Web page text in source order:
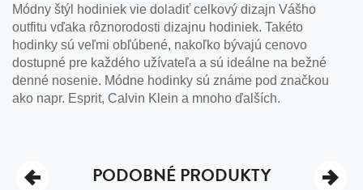
Módny štýl hodiniek vie doladiť celkový dizajn Vášho
outfitu vďaka rôznorodosti dizajnu hodiniek. Takéto
hodinky sú veľmi obľúbené, nakoľko bývajú cenovo
dostupné pre každého užívateľa a sú ideálne na bežné
denné nosenie. Módne hodinky sú známe pod značkou
ako napr. Esprit, Calvin Klein a mnoho ďalších.
PODOBNÉ PRODUKTY